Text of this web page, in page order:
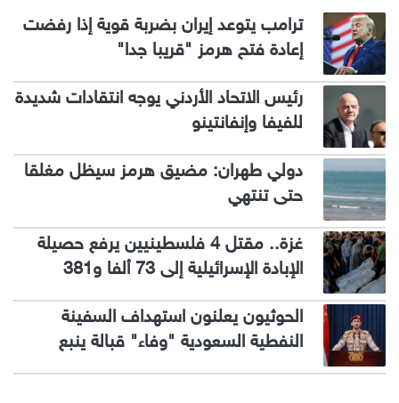
ترامب يتوعد إيران بضربة قوية إذا رفضت
إعادة فتح هرمز "قريبا جدا"
رئيس الاتحاد الأردني يوجه انتقادات شديدة
للفيفا وإنفانتينو
دولي طهران: مضيق هرمز سيظل مغلقا
حتى تنتهي
غزة.. مقتل 4 فلسطينيين يرفع حصيلة
الإبادة الإسرائيلية إلى 73 ألفا و381
الحوثيون يعلنون استهداف السفينة
النفطية السعودية "وفاء" قبالة ينبع